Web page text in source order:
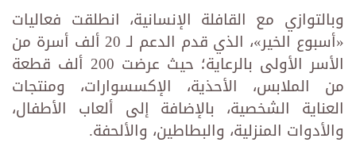
وبالتوازي مع القافلة الإنسانية، انطلقت فعاليات
«أسبوع الخير»، الذي قدم الدعم لـ 20 ألف أسرة من
الأسر الأولى بالرعاية؛ حيث عرضت 200 ألف قطعة
من الملابس، الأحذية، الإكسسوارات، ومنتجات
العناية الشخصية، بالإضافة إلى ألعاب الأطفال،
والأدوات المنزلية، والبطاطين، والألحفة.